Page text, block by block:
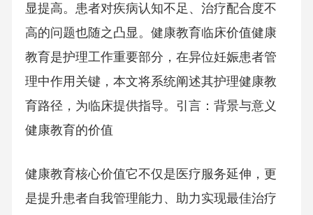
显提高。患者对疾病认知不足、治疗配合度不
高的问题也随之凸显。健康教育临床价值健康
教育是护理工作重要部分，在异位妊娠患者管
理中作用关键，本文将系统阐述其护理健康教
育路径，为临床提供指导。引言：背景与意义
健康教育的价值
健康教育核心价值它不仅是医疗服务延伸，更
是提升患者自我管理能力、助力实现最佳治疗